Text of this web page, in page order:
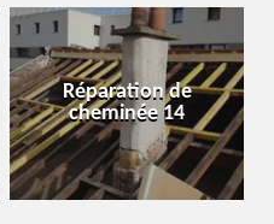
Réparation de
cheminée 14